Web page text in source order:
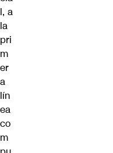
l, a
la
pri
m
er
a
lín
ea
co
m